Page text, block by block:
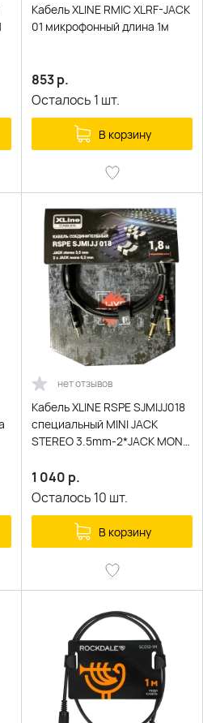
Кабель XLINE RMIC XLRF-JACK
01 микрофонный длина 1м
853р.
Осталось 1 шт.
В корзину
нет отзывов
Кабель XLINE RSPE SJMIJJ018
специальный MINI JACK
STEREO 3.5mm-2*JACK MONO
1 040 р.
Осталось 10 шт.
В корзину